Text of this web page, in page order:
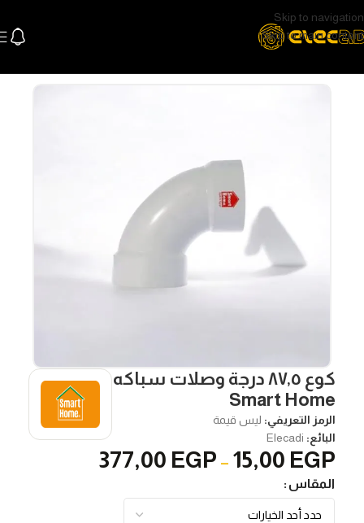
Skip to navigation
Skip to main content
كوع ٨٧٫٥ درجة وصلات سباكه
Smart Home
الرمز التعريفي: ليس قيمة
البائع: Elecadi
15,00 EGP
–
377,00 EGP
المقاس